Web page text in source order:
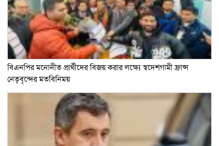
বিএনপির মনোনীত প্রার্থীদের বিজয় করার লক্ষ্যে স্বদেশগামী ফ্রান্স
নেতৃবৃন্দের মতবিনিময়